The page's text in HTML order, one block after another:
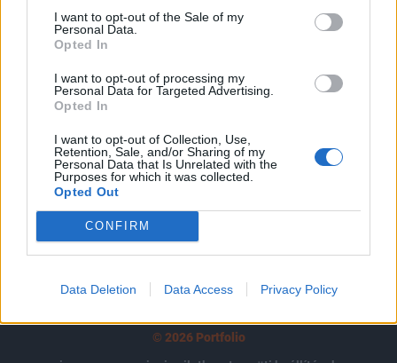
I want to opt-out of the Sale of my
Personal Data.
Opted In
I want to opt-out of processing my
Personal Data for Targeted Advertising.
Opted In
I want to opt-out of Collection, Use,
Retention, Sale, and/or Sharing of my
Personal Data that Is Unrelated with the
Purposes for which it was collected.
Opted Out
CONFIRM
Data Deletion Data Access Privacy Policy
Az előfizetés a következőket tartalmazza:
Portfolio.hu teljes cikkarchívum
kötéslistái
Előfizetés
MÁR ELŐFIZETŐNK VAGY?
© 2026 Portfolio